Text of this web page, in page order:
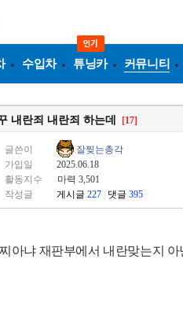
수입차 튜닝카 커뮤니티
내란죄 내란죄 하는데 [17]
글쓴이
잘찢는총각
가입일
2025.06.18
활동지수
마력 3,501
작성글
게시글 227 댓글 395
아냐 재판부에서 내란맞는지